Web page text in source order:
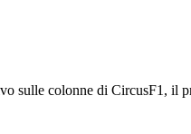
sulle colonne di CircusF1, il